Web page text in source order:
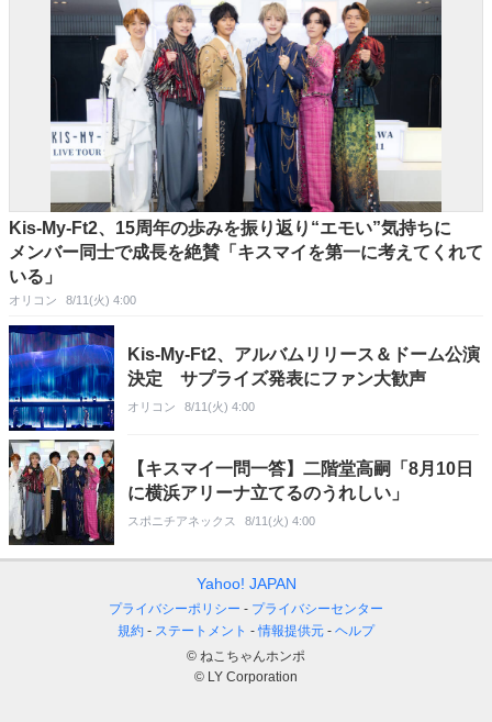
Kis-My-Ft2、15周年の歩みを振り返り“エモい”気持ちに
メンバー同士で成長を絶賛「キスマイを第一に考えてくれて
いる」
オリコン 8/11(火) 4:00
Kis-My-Ft2、アルバムリリース＆ドーム公演
決定 サプライズ発表にファン大歓声
オリコン 8/11(火) 4:00
【キスマイ一問一答】二階堂高嗣「8月10日
に横浜アリーナ立てるのうれしい」
スポニチアネックス 8/11(火) 4:00
Yahoo! JAPAN
プライバシーポリシー
プライバシーセンター
規約
ステートメント 情報提供元
ヘルプ
© ねこちゃんホンポ
© LY Corporation